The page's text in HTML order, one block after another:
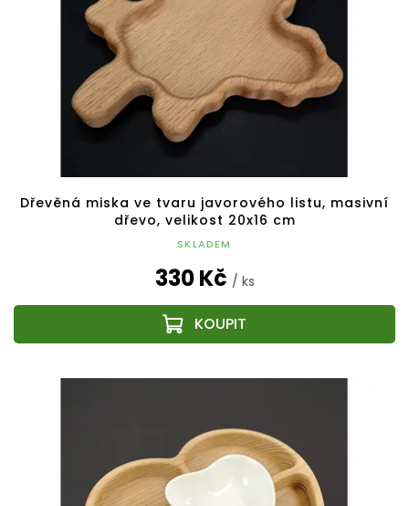
Dřevěná miska ve tvaru javorového listu, masivní
dřevo, velikost 20x16 cm
SKLADEM
330 Kč / ks